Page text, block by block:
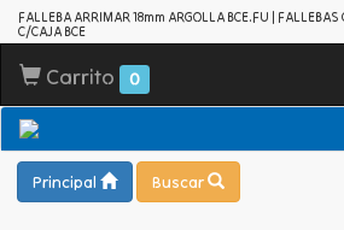
FALLEBA ARRIMAR 18mm ARGOLLA BCE.FU | FALLEBAS
C/CAJA BCE
Carrito 0
Principal Buscar